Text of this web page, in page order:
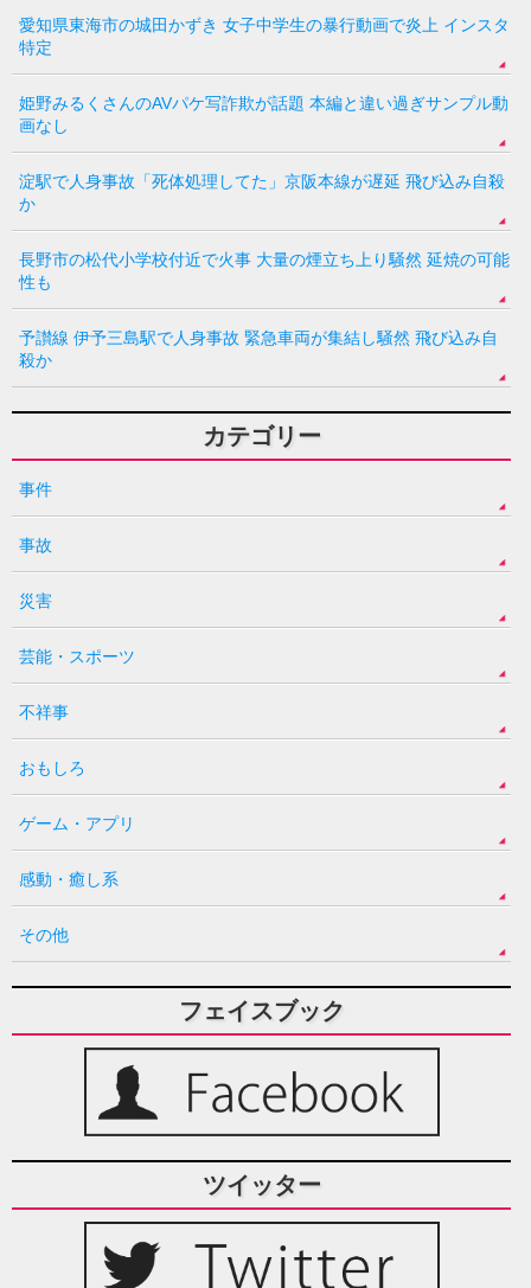
愛知県東海市の城田かずき 女子中学生の暴行動画で炎上 インスタ
特定
姫野みるくさんのAVパケ写詐欺が話題 本編と違い過ぎサンプル動
画なし
淀駅で人身事故「死体処理してた」京阪本線が遅延 飛び込み自殺
か
長野市の松代小学校付近で火事 大量の煙立ち上り騒然 延焼の可能
性も
予讃線 伊予三島駅で人身事故 緊急車両が集結し騒然 飛び込み自
殺か
カテゴリー
事件
事故
災害
芸能・スポーツ
不祥事
おもしろ
ゲーム・アプリ
感動・癒し系
その他
フェイスブック
ツイッター